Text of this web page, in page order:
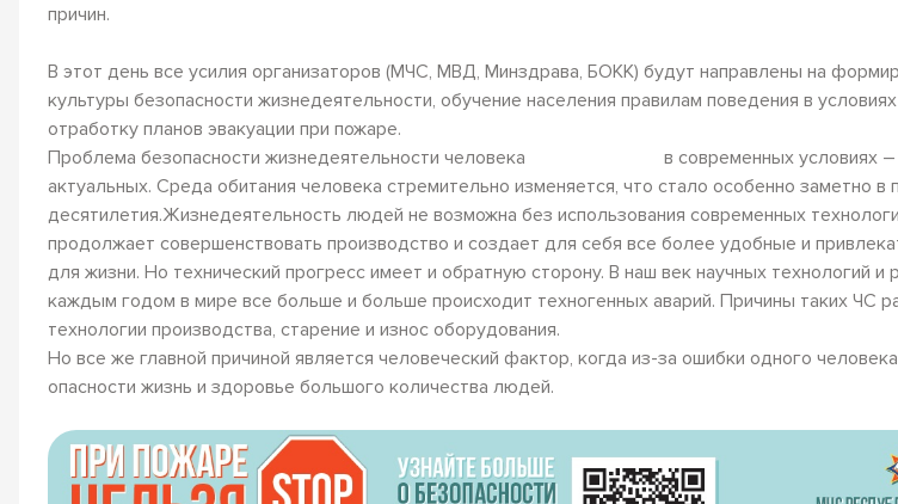
причин.
В этот день все усилия организаторов (МЧС, МВД, Минздрава, БОКК) будут направлены на
культуры безопасности жизнедеятельности, обучение населения правилам поведения в
отработку планов эвакуации при пожаре.
Проблема безопасности жизнедеятельности человека в современных условиях –
актуальных. Среда обитания человека стремительно изменяется, что стало особенно заметно в
десятилетия.Жизнедеятельность людей не возможна без использования современных
продолжает совершенствовать производство и создает для себя все более удобные и
для жизни. Но технический прогресс имеет и обратную сторону. В наш век научных технологий и
каждым годом в мире все больше и больше происходит техногенных аварий. Причины таких ЧС
технологии производства, старение и износ оборудования.
Но все же главной причиной является человеческий фактор, когда из-за ошибки одного
опасности жизнь и здоровье большого количества людей.